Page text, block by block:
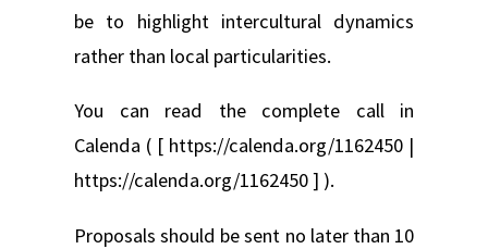
be to highlight intercultural dynamics
rather than local particularities.
You can read the complete call in
Calenda ( [ https://calenda.org/1162450 |
https://calenda.org/1162450 ] ).
Proposals should be sent no later than 10